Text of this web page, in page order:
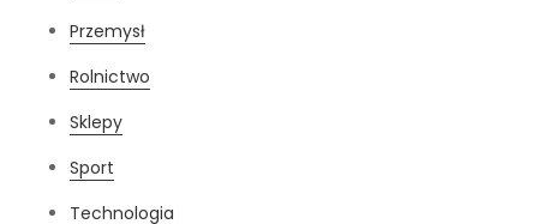
Przemysł
Rolnictwo
Sklepy
Sport
Technologia